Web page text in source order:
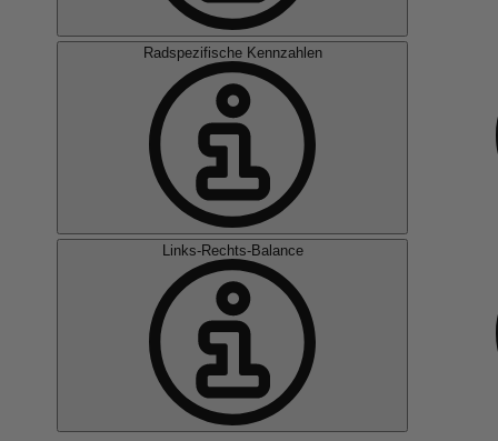
Radspezifische Kennzahlen
Links-Rechts-Balance